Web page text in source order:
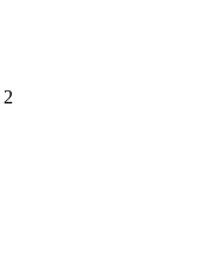
2